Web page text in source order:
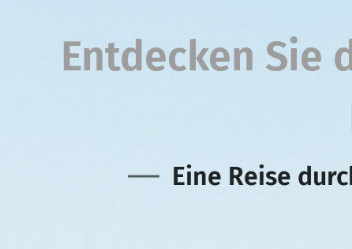
Entdecken Sie
Eine Reise